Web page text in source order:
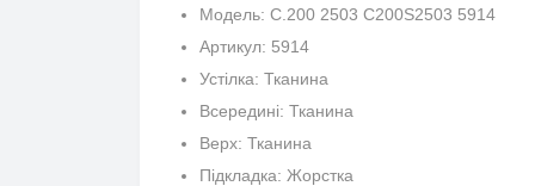
Модель: C.200 2503 C200S2503 5914
Артикул: 5914
Устілка: Тканина
Всередині: Тканина
Верх: Тканина
Підкладка: Жорстка